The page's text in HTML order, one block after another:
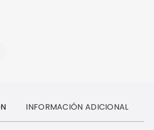
INFORMACIÓN ADICIONAL